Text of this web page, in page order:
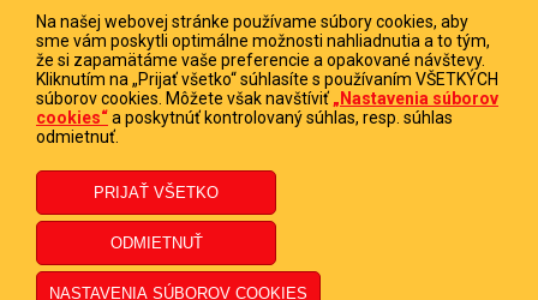
Odstúpenie od zmluvy
Poučenie o odstúpení od zmluvy
FIRMA
PAPYRUS POPRAD, s.r.o.
DIČ 2020513880
IČ DPH SK2020513880
Na našej webovej stránke používame súbory cookies, aby
sme vám poskytli optimálne možnosti nahliadnutia a to tým,
že si zapamätáme vaše preferencie a opakované návštevy.
Kliknutím na „Prijať všetko“ súhlasíte s používaním VŠETKÝCH
súborov cookies. Môžete však navštíviť „Nastavenia súborov
cookies“a poskytnúť kontrolovaný súhlas, resp. súhlas
odmietnuť.